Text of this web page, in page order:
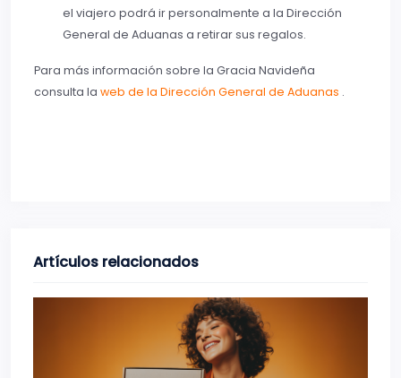
el viajero podrá ir personalmente a la Dirección
General de Aduanas a retirar sus regalos.
Para más información sobre la Gracia Navideña
consulta la web de la Dirección General de Aduanas .
Artículos relacionados